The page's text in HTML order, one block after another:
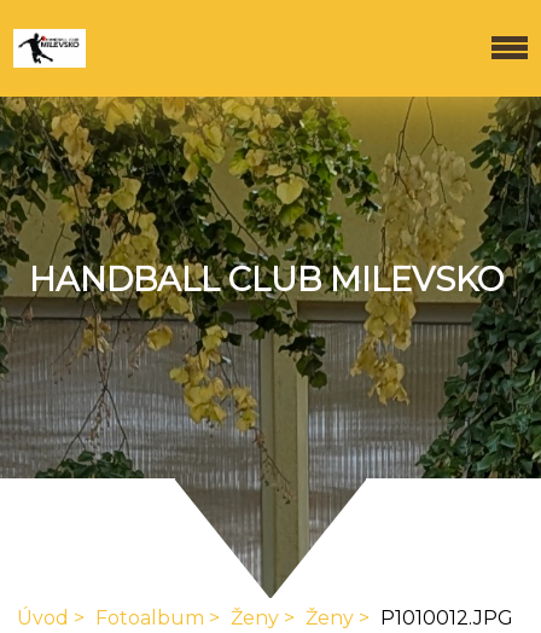
HANDBALL CLUB MILEVSKO
Úvod Fotoalbum Ženy Ženy P1010012.JPG